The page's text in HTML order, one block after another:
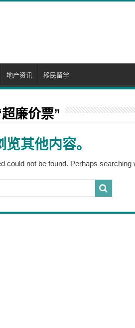
地产资讯 移民留学
廉价票”
其他内容。
could not be found. Perhaps searching